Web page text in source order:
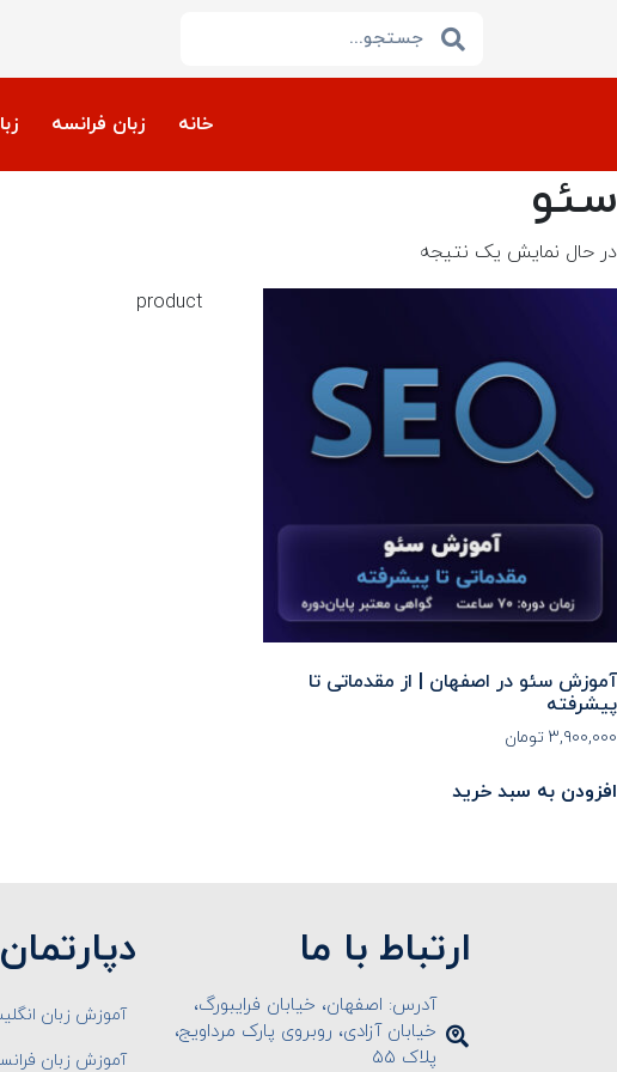
خانه زبان فرانسه
سئو
در حال نمایش یک نتیجه
product
آموزش سئو در اصفهان | از مقدماتی تا
پیشرفته
۳,۹۰۰,۰۰۰ تومان
افزودن به سبد خرید
ارتباط با ما
آدرس: اصفهان، خیابان فرایبورگ،
خیابان آزادی، روبروی پارک مرداویج،
پلاک ۵۵
آموزش زبان
آموزش زبان